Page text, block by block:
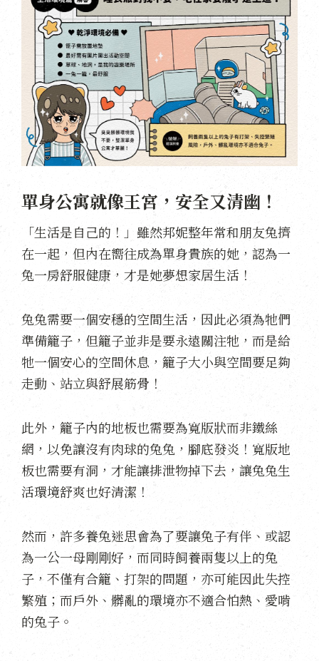
單身公寓就像王宮，安全又清幽！
「生活是自己的！」雖然邦妮整年常和朋友兔擠
在一起，但內在嚮往成為單身貴族的她，認為一
兔一房舒服健康，才是她夢想家居生活！
兔兔需要一個安穩的空間生活，因此必須為牠們
準備籠子，但籠子並非是要永遠關注牠，而是給
牠一個安心的空間休息，籠子大小與空間要足夠
走動、站立與舒展筋骨！
此外，籠子內的地板也需要為寬版狀而非鐵絲
網，以免讓沒有肉球的兔兔，腳底發炎！寬版地
板也需要有洞，才能讓排泄物掉下去，讓兔兔生
活環境舒爽也好清潔！
然而，許多養兔迷思會為了要讓兔子有伴、或認
為一公一母剛剛好，而同時飼養兩隻以上的兔
子，不僅有合籠、打架的問題，亦可能因此失控
繁殖；而戶外、髒亂的環境亦不適合怕熱、愛啃
的兔子。